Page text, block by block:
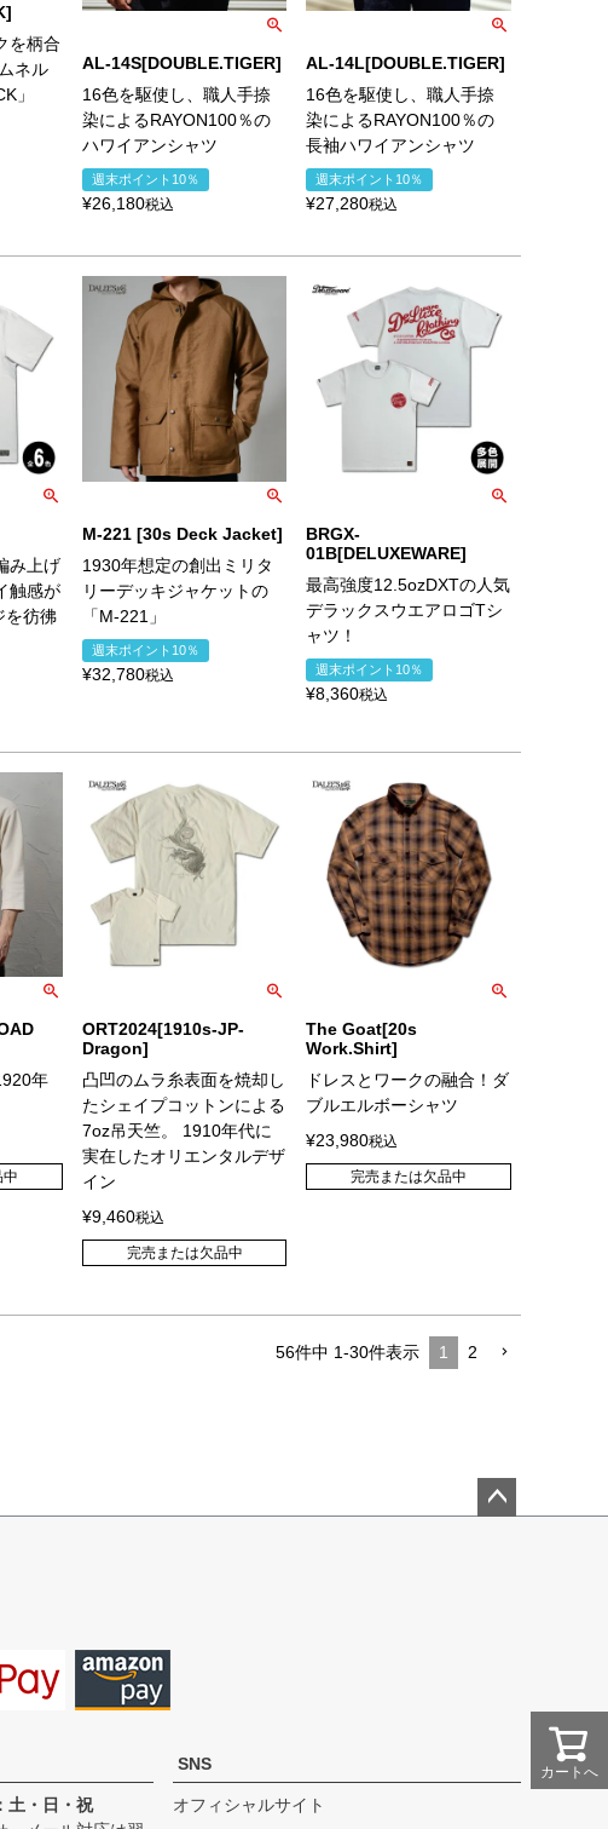
を柄合
ネル
」
AL-14S[DOUBLE.TIGER]
16色を駆使し、職人手捺
染によるRAYON100％の
ハワイアンシャツ
週末ポイント10％
¥26,180税込
AL-14L[DOUBLE.TIGER]
16色を駆使し、職人手捺
染によるRAYON100％の
長袖ハワイアンシャツ
週末ポイント10％
¥27,280税込
み上げ
触感が
を彷彿
M-221 [30s Deck Jacket]
1930年想定の創出ミリタ
リーデッキジャケットの
「M-221」
週末ポイント10％
¥32,780税込
BRGX-
01B[DELUXEWARE]
最高強度12.5ozDXTの人気
デラックスウエアロゴTシ
ャツ！
週末ポイント10％
¥8,360税込
年
中
ORT2024[1910s-JP-
Dragon]
凸凹のムラ糸表面を焼却し
たシェイプコットンによる
7oz吊天竺。 1910年代に
実在したオリエンタルデザ
イン
¥9,460税込
完売または欠品中
The Goat[20s
Work.Shirt]
ドレスとワークの融合！ダ
ブルエルボーシャツ
¥23,980税込
完売または欠品中
56件中 1-30件表示 1 2
カートへ
土・日・祝
SNS
オフィシャルサイト